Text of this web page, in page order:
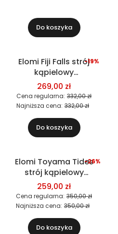
Do koszyka
Okazja
Elomi Fiji Falls strój
kąpielowy
jednoczęściowy
269,00 zł
Cena regularna: 332,00 zł
-19%
Najniższa cena: 332,00 zł
Do koszyka
Okazja
Elomi Toyama Tides
strój kąpielowy
jednoczęściowy
259,00 zł
Cena regularna: 350,00 zł
-26%
Najniższa cena: 350,00 zł
Do koszyka